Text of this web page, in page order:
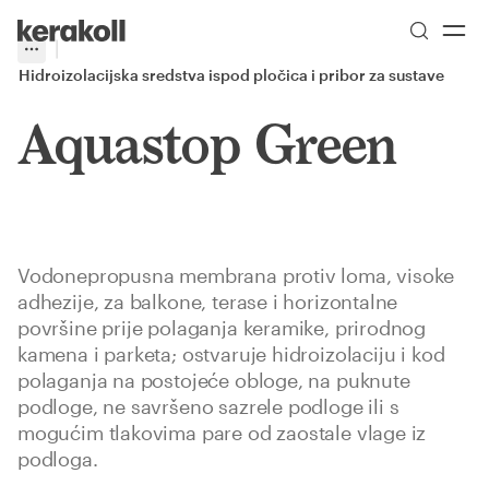
Go to Homepage
More
Toggle menu
Hidroizolacijska sredstva ispod pločica i pribor za sustave
Aquastop Green
Vodonepropusna membrana protiv loma, visoke
adhezije, za balkone, terase i horizontalne
površine prije polaganja keramike, prirodnog
kamena i parketa; ostvaruje hidroizolaciju i kod
polaganja na postojeće obloge, na puknute
podloge, ne savršeno sazrele podloge ili s
mogućim tlakovima pare od zaostale vlage iz
podloga.